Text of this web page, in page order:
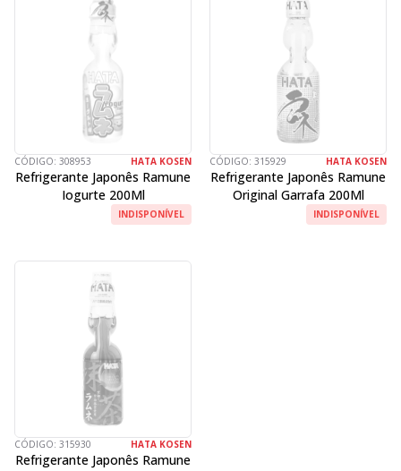
CÓDIGO: 308953 HATA KOSEN
Refrigerante Japonês Ramune
Iogurte 200Ml
INDISPONÍVEL
CÓDIGO: 315929 HATA KOSEN
Refrigerante Japonês Ramune
Original Garrafa 200Ml
INDISPONÍVEL
CÓDIGO: 315930 HATA KOSEN
Refrigerante Japonês Ramune